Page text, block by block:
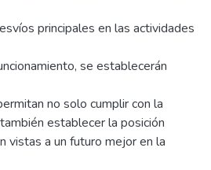
principales en las actividades
se establecerán
no solo cumplir con la
establecer la posición
vistas a un futuro mejor en la